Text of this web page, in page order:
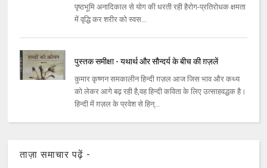
पृष्ठभूमि अनादिकाल से योग की धरती रही हैरोग-प्रतिरोधक क्षमता
में वृद्धि कर शरीर को स्वस...
पुस्तक समीक्षा - यथार्थ और सौन्दर्य के बीच की ग़ज़लें
कुमार कृष्णन समकालीन हिन्दी ग़ज़ल आज जिस भाव और कथ्य
को लेकर आगे बढ़ रही है,वह हिन्दी कविता के लिए उत्साहवद्धक है।
हिन्दी में ग़ज़ल के प्रवेश से हिन्...
ताज़ा समाचार पढ़ें -